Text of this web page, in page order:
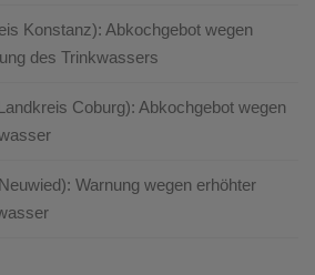
Konstanz): Abkochgebot wegen
des Trinkwassers
Coburg): Abkochgebot wegen
Warnung wegen erhöhter